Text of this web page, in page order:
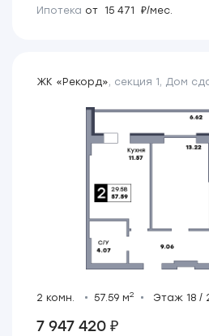
Ипотека от 15 471 ₽/мес.
ЖК «Рекорд», секция 1, Дом
2 комн. 57.59 м2 Этаж 18 /
7 947 420 ₽